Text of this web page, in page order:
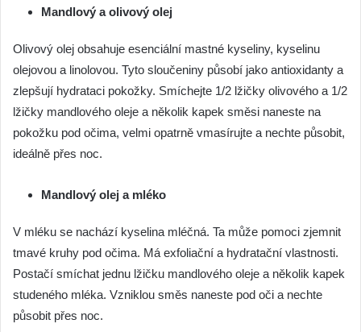
Mandlový a olivový olej
Olivový olej obsahuje esenciální mastné kyseliny, kyselinu
olejovou a linolovou. Tyto sloučeniny působí jako antioxidanty a
zlepšují hydrataci pokožky. Smíchejte 1/2 lžičky olivového a 1/2
lžičky mandlového oleje a několik kapek směsi naneste na
pokožku pod očima, velmi opatrně vmasírujte a nechte působit,
ideálně přes noc.
Mandlový olej a mléko
V mléku se nachází kyselina mléčná. Ta může pomoci zjemnit
tmavé kruhy pod očima. Má exfoliační a hydratační vlastnosti.
Postačí smíchat jednu lžičku mandlového oleje a několik kapek
studeného mléka. Vzniklou směs naneste pod oči a nechte
působit přes noc.